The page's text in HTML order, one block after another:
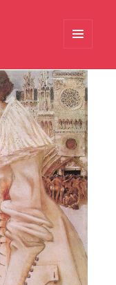
WIDGETS